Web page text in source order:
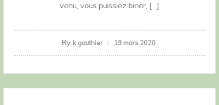
venu, vous puissiez biner, […]
By k.gauthier 19 mars 2020